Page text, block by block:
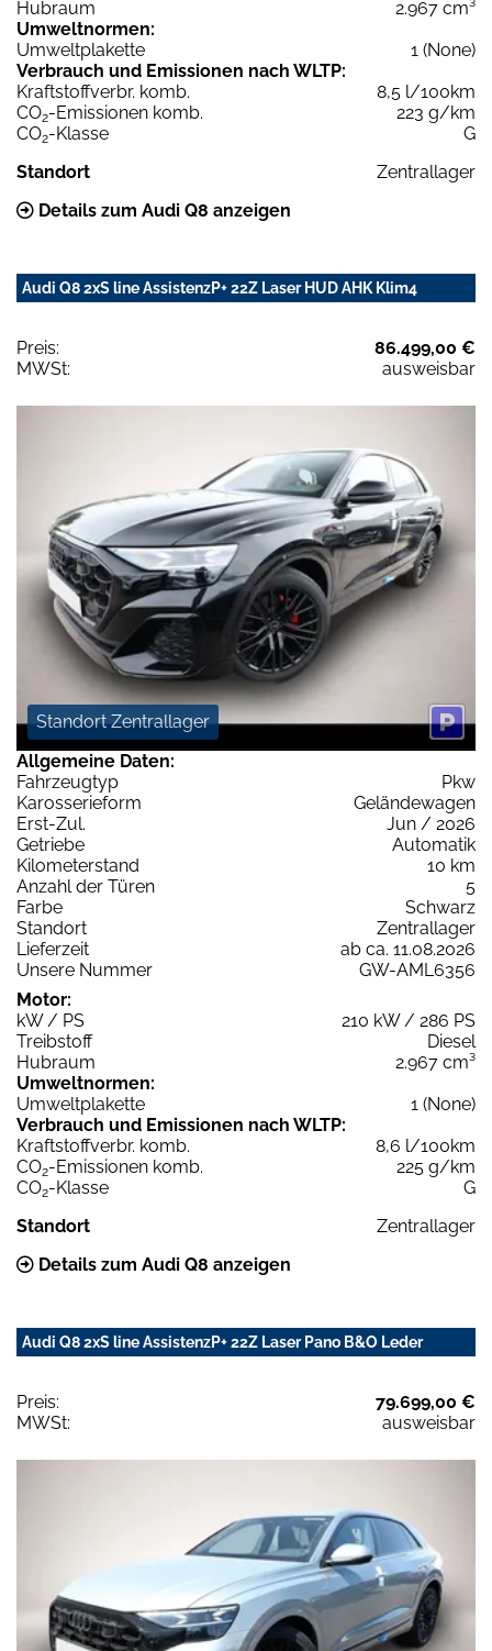
Hubraum
2.967 cm³
Umweltnormen:
Umweltplakette
1 (None)
Verbrauch und Emissionen nach WLTP:
Kraftstoffverbr. komb.
8,5 l/100km
CO2-Emissionen komb.
223 g/km
CO2-Klasse
G
Standort
Zentrallager
Details zum Audi Q8 anzeigen
Audi Q8 2xS line AssistenzP+ 22Z Laser HUD AHK Klim4
Preis:
86.499,00 €
MWSt:
ausweisbar
Standort Zentrallager
Allgemeine Daten:
Fahrzeugtyp
Pkw
Karosserieform
Geländewagen
Erst-Zul.
Jun / 2026
Getriebe
Automatik
Kilometerstand
10 km
Anzahl der Türen
5
Farbe
Schwarz
Standort
Zentrallager
Lieferzeit
ab ca. 11.08.2026
Unsere Nummer
GW-AML6356
Motor:
kW / PS
210 kW / 286 PS
Treibstoff
Diesel
Hubraum
2.967 cm³
Umweltnormen:
Umweltplakette
1 (None)
Verbrauch und Emissionen nach WLTP:
Kraftstoffverbr. komb.
8,6 l/100km
CO2-Emissionen komb.
225 g/km
CO2-Klasse
G
Standort
Zentrallager
Details zum Audi Q8 anzeigen
Audi Q8 2xS line AssistenzP+ 22Z Laser Pano B&O Leder
Preis:
79.699,00 €
MWSt:
ausweisbar